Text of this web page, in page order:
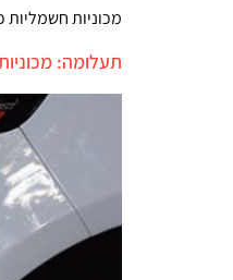
מכוניות חשמליות כן או
תעלומה: מכוניות